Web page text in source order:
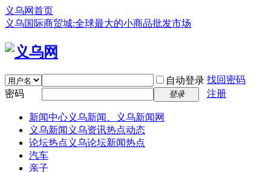
义乌网首页
义乌国际商贸城:全球最大的小商品批发市场
自动登录 找回密码
密码
登录 注册
新闻中心义乌新闻、义乌新闻网
义乌新闻 义乌资讯热点动态
论坛热点 义乌论坛新闻热点
汽车
亲子